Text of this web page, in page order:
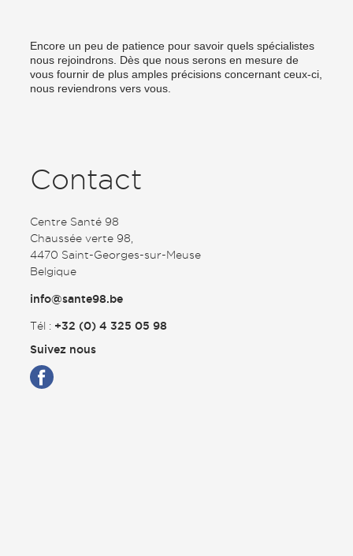
Encore un peu de patience pour savoir quels spécialistes
nous rejoindrons. Dès que nous serons en mesure de
vous fournir de plus amples précisions concernant ceux-ci,
nous reviendrons vers vous.
Contact
Centre Santé 98
Chaussée verte 98,
4470 Saint-Georges-sur-Meuse
Belgique
info@sante98.be
Tél : +32 (0) 4 325 05 98
Suivez nous